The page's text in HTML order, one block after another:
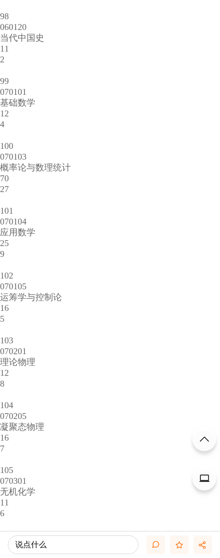
98
060120
当代中国史
11
2
99
070101
基础数学
12
4
100
070103
概率论与数理统计
70
27
101
070104
应用数学
25
9
102
070105
运筹学与控制论
16
5
103
070201
理论物理
12
8
104
070205
凝聚态物理
16
7
105
070301
无机化学
11
6
106
070303说点什么